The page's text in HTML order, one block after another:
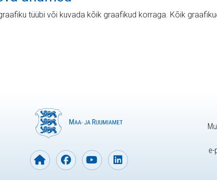
tüübi või kuvada kõik graafikud korraga. Kõik
e-